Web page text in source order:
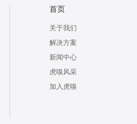
首页
关于我们
解决方案
新闻中心
虎嗅风采
加入虎嗅